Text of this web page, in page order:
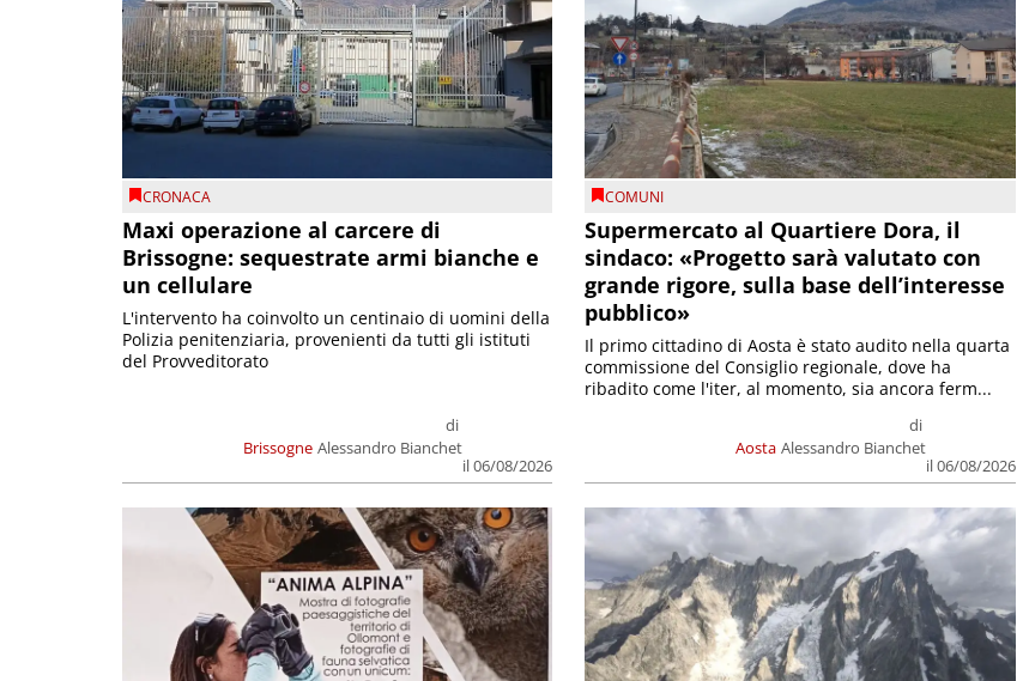
CRONACA
Maxi operazione al carcere di
Brissogne: sequestrate armi bianche e
un cellulare
Brissogne
di
Alessandro Bianchet
il 06/08/2026
L'intervento ha coinvolto un centinaio di uomini della
Polizia penitenziaria, provenienti da tutti gli istituti
del Provveditorato
COMUNI
Supermercato al Quartiere Dora, il
sindaco: «Progetto sarà valutato con
grande rigore, sulla base dell’interesse
pubblico»
Aosta
di
Alessandro Bianchet
il 06/08/2026
Il primo cittadino di Aosta è stato audito nella quarta
commissione del Consiglio regionale, dove ha
ribadito come l'iter, al momento, sia ancora ferm...